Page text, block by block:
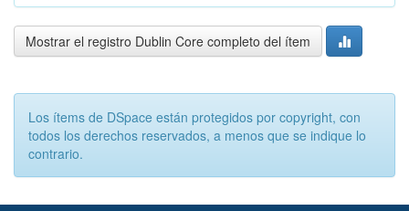
Mostrar el registro Dublin Core completo del ítem
Los ítems de DSpace están protegidos por copyright, con
todos los derechos reservados, a menos que se indique lo
contrario.